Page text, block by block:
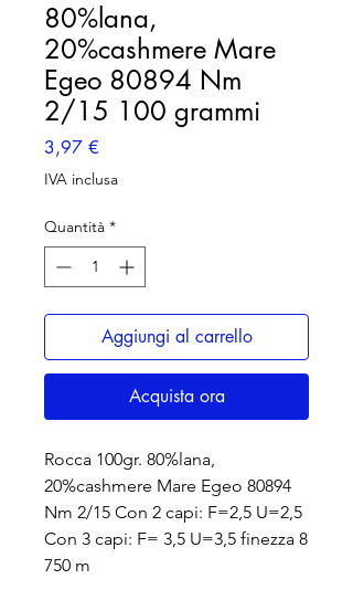
80%lana,
20%cashmere Mare
Egeo 80894 Nm
2/15 100 grammi
3,97 €
IVA inclusa
Quantità *
Aggiungi al carrello
Acquista ora
Rocca 100gr. 80%lana,
20%cashmere Mare Egeo 80894
Nm 2/15 Con 2 capi: F=2,5 U=2,5
Con 3 capi: F= 3,5 U=3,5 finezza 8
750 m